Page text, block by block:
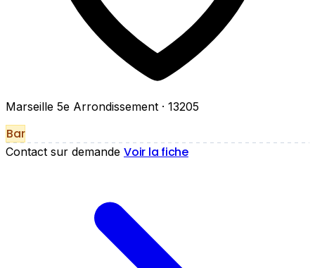
Marseille 5e Arrondissement · 13205
Bar
Contact sur demande Voir la fiche